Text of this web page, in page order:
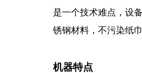
是一个技术难点，设
锈钢材料，不污染纸
机器特点